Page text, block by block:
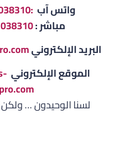
واتس آب :967771038310
مباشر :
البريد الإلكتروني
الموقع الإلكتروني
pro.com
لسنا الوحيدون …